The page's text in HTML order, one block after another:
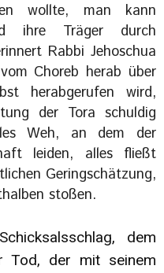
wollte, man kann
ihre Träger durch
Rabbi Jehoschua
Choreb herab über
herabgerufen wird,
der Tora schuldig
Weh, an dem der
leiden, alles fließt
Geringschätzung,
stoßen.
dem
Tod, der mit seinem